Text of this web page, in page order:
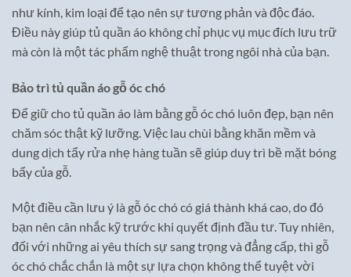
như kính, kim loại để tạo nên sự tương phản và độc đáo.
Điều này giúp tủ quần áo không chỉ phục vụ mục đích lưu trữ
mà còn là một tác phẩm nghệ thuật trong ngôi nhà của bạn.
Bảo trì tủ quần áo gỗ óc chó
Để giữ cho tủ quần áo làm bằng gỗ óc chó luôn đẹp, bạn nên
chăm sóc thật kỹ lưỡng. Việc lau chùi bằng khăn mềm và
dung dịch tẩy rửa nhẹ hàng tuần sẽ giúp duy trì bề mặt bóng
bẩy của gỗ.
Một điều cần lưu ý là gỗ óc chó có giá thành khá cao, do đó
bạn nên cân nhắc kỹ trước khi quyết định đầu tư. Tuy nhiên,
đối với những ai yêu thích sự sang trọng và đẳng cấp, thì gỗ
óc chó chắc chắn là một sự lựa chọn không thể tuyệt vời